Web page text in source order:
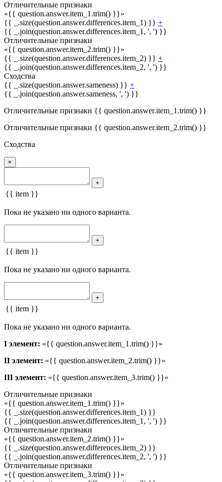
Отличительные признаки
«{{ question.answer.item_1.trim() }}»
{{ _.size(question.answer.differences.item_1) }} +
{{ _.join(question.answer.differences.item_1, ', ') }}
Отличительные признаки
«{{ question.answer.item_2.trim() }}»
{{ _.size(question.answer.differences.item_2) }} +
{{ _.join(question.answer.differences.item_2, ', ') }}
Сходства
{{ _.size(question.answer.sameness) }} +
{{ _.join(question.answer.sameness, ', ') }}
Отличительные признаки {{ question.answer.item_1.trim() }}
Отличительные признаки {{ question.answer.item_2.trim() }}
Сходства
×
+
{{ item }}
Пока не указано ни одного варианта.
+
{{ item }}
Пока не указано ни одного варианта.
+
{{ item }}
Пока не указано ни одного варианта.
I элемент: «{{ question.answer.item_1.trim() }}»
II элемент: «{{ question.answer.item_2.trim() }}»
III элемент: «{{ question.answer.item_3.trim() }}»
Отличительные признаки
«{{ question.answer.item_1.trim() }}»
{{ _.size(question.answer.differences.item_1) }}
{{ _.join(question.answer.differences.item_1, ', ') }}
Отличительные признаки
«{{ question.answer.item_2.trim() }}»
{{ _.size(question.answer.differences.item_2) }}
{{ _.join(question.answer.differences.item_2, ', ') }}
Отличительные признаки
«{{ question.answer.item_3.trim() }}»